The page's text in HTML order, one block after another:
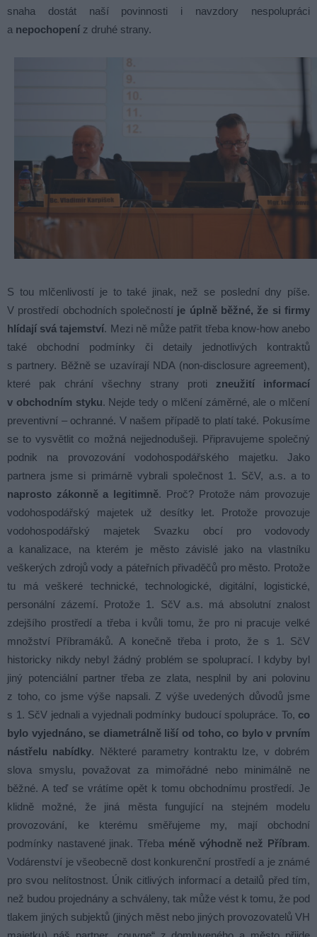
snaha dostát naší povinnosti i navzdory nespolupráci
a nepochopení z druhé strany.
S tou mlčenlivostí je to také jinak, než se poslední dny píše.
V prostředí obchodních společností je úplně běžné, že si firmy
hlídají svá tajemství. Mezi ně může patřit třeba know-how anebo
také obchodní podmínky či detaily jednotlivých kontraktů
s partnery. Běžně se uzavírají NDA (non-disclosure agreement),
které pak chrání všechny strany proti zneužití informací
v obchodním styku. Nejde tedy o mlčení záměrné, ale o mlčení
preventivní – ochranné. V našem případě to platí také. Pokusíme
se to vysvětlit co možná nejjednodušeji. Připravujeme společný
podnik na provozování vodohospodářského majetku. Jako
partnera jsme si primárně vybrali společnost 1. SčV, a.s. a to
naprosto zákonně a legitimně. Proč? Protože nám provozuje
vodohospodářský majetek už desítky let. Protože provozuje
vodohospodářský majetek Svazku obcí pro vodovody
a kanalizace, na kterém je město závislé jako na vlastníku
veškerých zdrojů vody a páteřních přivaděčů pro město. Protože
tu má veškeré technické, technologické, digitální, logistické,
personální zázemí. Protože 1. SčV a.s. má absolutní znalost
zdejšího prostředí a třeba i kvůli tomu, že pro ni pracuje velké
množství Příbramáků. A konečně třeba i proto, že s 1. SčV
historicky nikdy nebyl žádný problém se spoluprací. I kdyby byl
jiný potenciální partner třeba ze zlata, nesplnil by ani polovinu
z toho, co jsme výše napsali. Z výše uvedených důvodů jsme
s 1. SčV jednali a vyjednali podmínky budoucí spolupráce. To, co
bylo vyjednáno, se diametrálně liší od toho, co bylo v prvním
nástřelu nabídky. Některé parametry kontraktu lze, v dobrém
slova smyslu, považovat za mimořádné nebo minimálně ne
běžné. A teď se vrátíme opět k tomu obchodnímu prostředí. Je
klidně možné, že jiná města fungující na stejném modelu
provozování, ke kterému směřujeme my, mají obchodní
podmínky nastavené jinak. Třeba méně výhodně než Příbram.
Vodárenství je všeobecně dost konkurenční prostředí a je známé
pro svou nelítostnost. Únik citlivých informací a detailů před tím,
než budou projednány a schváleny, tak může vést k tomu, že pod
tlakem jiných subjektů (jiných měst nebo jiných provozovatelů VH